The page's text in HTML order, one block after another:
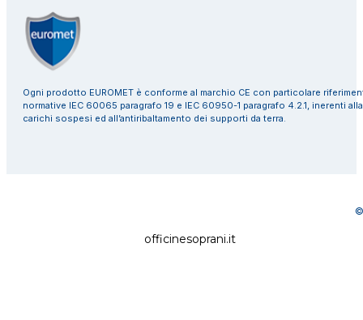
Ogni prodotto EUROMET è conforme al marchio CE con particolare
normative IEC 60065 paragrafo 19 e IEC 60950-1 paragrafo 4.2.1, inerenti
carichi sospesi ed all’antiribaltamento dei supporti da terra.
©
officinesoprani.it